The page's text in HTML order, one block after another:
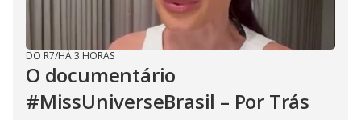
DO R7/HÁ 3 HORAS
O documentário
#MissUniverseBrasil – Por Trás